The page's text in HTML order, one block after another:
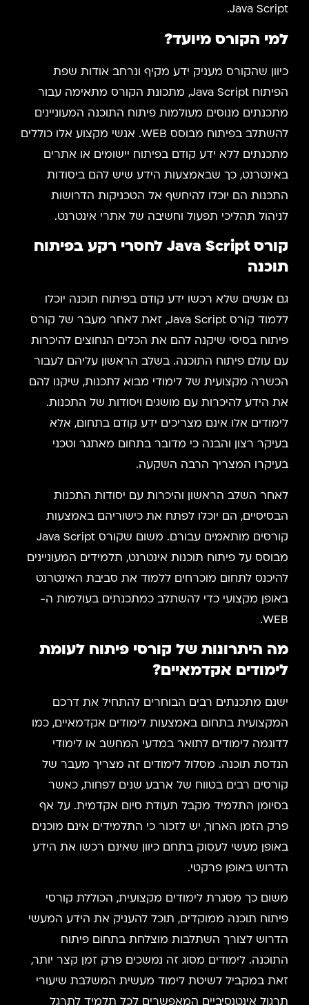
Java Script.
למי הקורס מיועד?
כיוון שהקורס מעניק ידע מקיף ונרחב אודות שפת
הפיתוח Java Script, מתכונת הקורס מתאימה עבור
מתכנתים מנוסים מעולמות פיתוח התוכנה המעוניינים
להשתלב בפיתוח מבוסס WEB. אנשי מקצוע אלו כוללים
מתכנתים ללא ידע קודם בפיתוח יישומים או אתרים
באינטרנט, כך שבאמצעות הידע שיש להם ביסודות
התכנות הם יוכלו להיחשף אל הטכניקות הדרושות
לניהול תהליכי תפעול וחשיבה של אתרי אינטרנט.
קורס Java Script לחסרי רקע בפיתוח
תוכנה
גם אנשים שלא רכשו ידע קודם בפיתוח תוכנה יוכלו
ללמוד קורס Java Script, זאת לאחר מעבר של קורס
פיתוח בסיסי שיקנה להם את הכלים הנחוצים להיכרות
עם עולם פיתוח התוכנה. בשלב הראשון עליהם לעבור
הכשרה מקצועית של לימודי מבוא לתכנות, שיקנו להם
את הידע להיכרות עם מושגים ויסודות של התכנות.
לימודים אלו אינם מצריכים ידע קודם בתחום, אלא
בעיקר רצון והבנה כי מדובר בתחום מאתגר וטכני
בעיקרו המצריך הרבה השקעה.
לאחר השלב הראשון והיכרות עם יסודות התכנות
הבסיסיים, הם יוכלו לפתח את כישוריהם באמצעות
קורסים מותאמים עבורם. משום שקורס Java Script
מבוסס על פיתוח תוכנות אינטרנט, תלמידים המעוניינים
להיכנס לתחום מוכרחים ללמוד את סביבת האינטרנט
באופן מקצועי כדי להשתלב כמתכנתים בעולמות ה-
WEB.
מה היתרונות של קורסי פיתוח לעומת
לימודים אקדמאיים?
ישנם מתכנתים רבים הבוחרים להתחיל את דרכם
המקצועית בתחום באמצעות לימודים אקדמאיים, כמו
לדוגמה לימודים לתואר במדעי המחשב או לימודי
הנדסת תוכנה. מסלול לימודים זה מצריך מעבר של
קורסים רבים בטווח של ארבע שנים לפחות, כאשר
בסיומן התלמיד מקבל תעודת סיום אקדמית. על אף
פרק הזמן הארוך, יש לזכור כי התלמידים אינם מוכנים
באופן מעשי לעסוק בתחם כיוון שאינם רכשו את הידע
הדרוש באופן פרקטי.
משום כך מסגרת לימודים מקצועית, הכוללת קורסי
פיתוח תוכנה ממוקדים, תוכל להעניק את הידע המעשי
הדרוש לצורך השתלבות מוצלחת בתחום פיתוח
התוכנה. לימודים מסוג זה נמשכים פרק זמן קצר יותר,
זאת במקביל לשיטת לימוד מעשית המשלבת שיעורי
תרגול אינטנסיביים המאפשרים לכל תלמיד לתרגל